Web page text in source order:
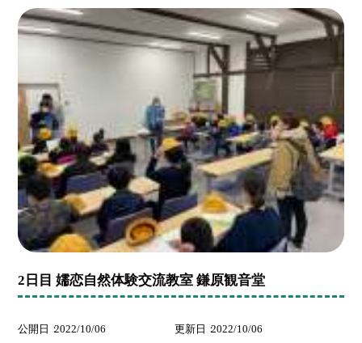
2日目 嬬恋自然体験交流教室 鎌原観音堂
公開日 2022/10/06 更新日 2022/10/06